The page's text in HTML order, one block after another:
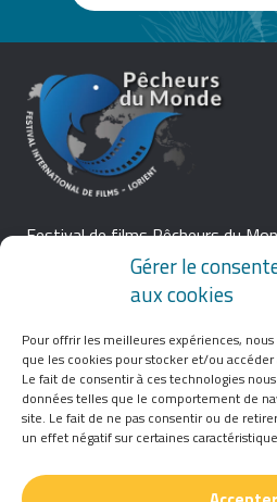
Gérer le
aux cookies
Pour offrir les meilleures expériences,
que les cookies pour stocker et/ou
Le fait de consentir à ces technologies
données telles que le comportement de
site. Le fait de ne pas consentir ou de
un effet négatif sur certaines
Festival de films Pêcheurs du
Cité Allende – Bâtiment A – BP
12, rue Colbert 56100 Lorient
07 82 89 36 74
ÉDITIONS PRÉCÉDENTES
L’ASSOCIATION
PRESSE